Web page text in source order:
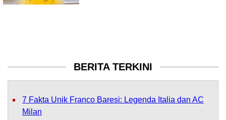
BERITA TERKINI
7 Fakta Unik Franco Baresi: Legenda Italia dan AC
Milan